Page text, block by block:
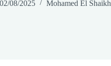
Mohamed El Shaikh
02/08/2025